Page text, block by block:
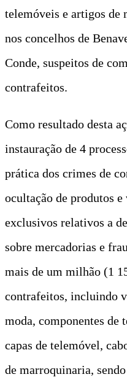
telemóveis e artigos de
nos concelhos de
Conde, suspeitos de
contrafeitos.
Como resultado desta
instauração de 4
prática dos crimes de
ocultação de produtos
exclusivos relativos a
sobre mercadorias e
mais de um milhão (1
contrafeitos, incluindo
moda, componentes de
capas de telemóvel,
de marroquinaria,